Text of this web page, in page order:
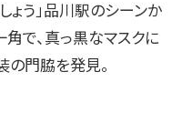
う」品川駅のシーンか
で、真っ黒なマスクに
の門脇を発見。